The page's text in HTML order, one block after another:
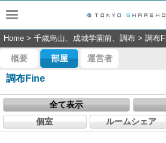
Home > 千歳烏山、成城学園前、調布 > 調布
概要 部屋 運営者
調布Fine
全て表示
個室
ルームシェア